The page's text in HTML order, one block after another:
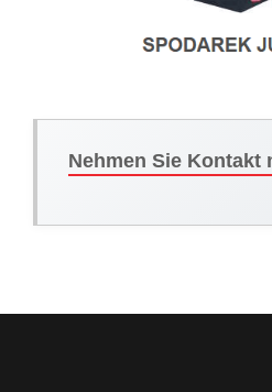
Nehmen Sie Kontakt